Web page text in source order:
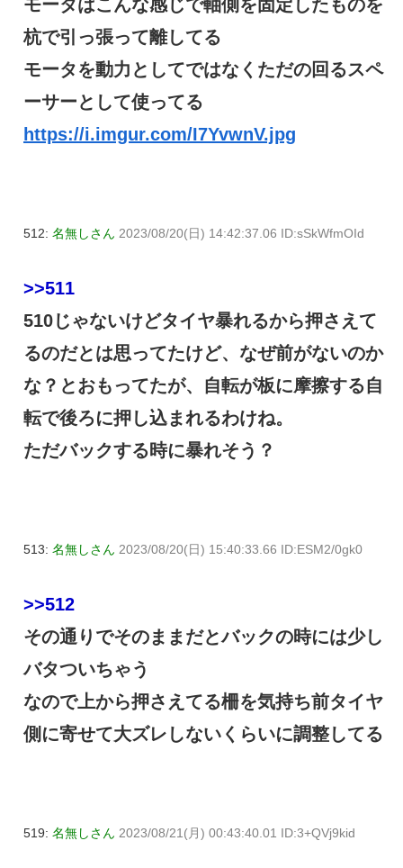
モータはこんな感じで軸側を固定したものを
杭で引っ張って離してる
モータを動力としてではなくただの回るスペ
ーサーとして使ってる
https://i.imgur.com/I7YvwnV.jpg
512: 名無しさん 2023/08/20(日) 14:42:37.06 ID:sSkWfmOId
>>511
510じゃないけどタイヤ暴れるから押さえて
るのだとは思ってたけど、なぜ前がないのか
な？とおもってたが、自転が板に摩擦する自
転で後ろに押し込まれるわけね。
ただバックする時に暴れそう？
513: 名無しさん 2023/08/20(日) 15:40:33.66 ID:ESM2/0gk0
>>512
その通りでそのままだとバックの時には少し
バタついちゃう
なので上から押さえてる柵を気持ち前タイヤ
側に寄せて大ズレしないくらいに調整してる
519: 名無しさん 2023/08/21(月) 00:43:40.01 ID:3+QVj9kid